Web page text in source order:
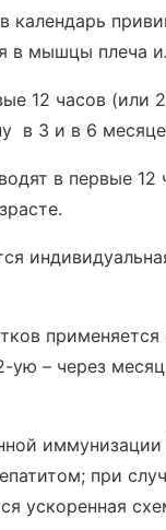
календарь
в мышцы плеча
12 часов (или
в 3 и в 6
в первые
ую – через
иммунизации
при
ускоренная